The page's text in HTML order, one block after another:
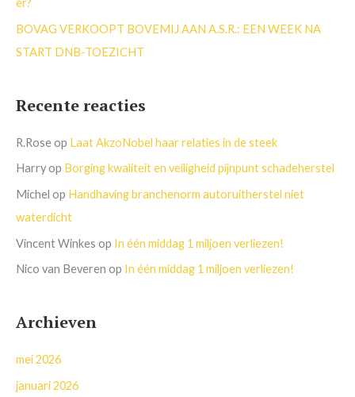
er?
BOVAG VERKOOPT BOVEMIJ AAN A.S.R.: EEN WEEK NA
START DNB-TOEZICHT
Recente reacties
R.Roseop Laat AkzoNobel haar relaties in de steek
Harryop Borging kwaliteit en veiligheid pijnpunt schadeherstel
Michel op Handhaving branchenorm autoruitherstel niet
waterdicht
Vincent Winkes op In één middag 1 miljoen verliezen!
Nico van Beveren op In één middag 1 miljoen verliezen!
Archieven
mei 2026
januari 2026